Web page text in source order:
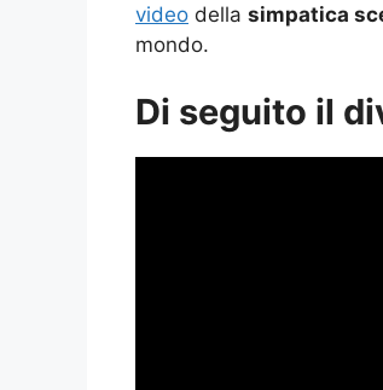
video della simpatica
mondo.
Di seguito il